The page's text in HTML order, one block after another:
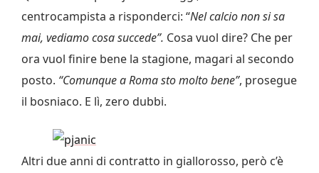
centrocampista a risponderci: “Nel calcio non si sa
mai, vediamo cosa succede”. Cosa vuol dire? Che per
ora vuol finire bene la stagione, magari al secondo
posto. “Comunque a Roma sto molto bene”, prosegue
il bosniaco. E lì, zero dubbi.
Altri due anni di contratto in giallorosso, però c’è